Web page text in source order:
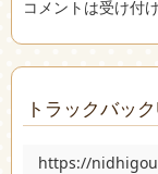
コメントは受け付
トラックバッ
https://